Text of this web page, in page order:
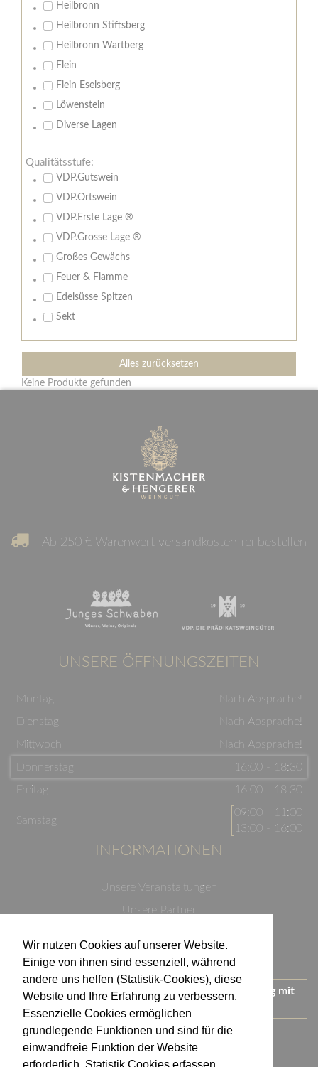
Wir nutzen Cookies auf unserer Website.
Einige von ihnen sind essenziell, während
andere uns helfen (Statistik-Cookies), diese
Website und Ihre Erfahrung zu verbessern.
Essenzielle Cookies ermöglichen
grundlegende Funktionen und sind für die
einwandfreie Funktion der Website
Heilbronn
Heilbronn Stiftsberg
Heilbronn Wartberg
Flein
Flein Eselsberg
Löwenstein
Diverse Lagen
Qualitätsstufe:
VDP.Gutswein
VDP.Ortswein
VDP.Erste Lage ®
VDP.Grosse Lage ®
Großes Gewächs
Feuer & Flamme
Edelsüsse Spitzen
Sekt
Alles zurücksetzen
Keine Produkte gefunden
Ab 250 € Warenwert versandkostenfrei bestellen
UNSERE ÖFFNUNGSZEITEN
Montag
Nach Absprache!
Dienstag
Nach Absprache!
Mittwoch
Nach Absprache!
Donnerstag
16:00 - 18:30
Freitag
16:00 - 18:30
Samstag
09:00 - 11:00
13:00 - 16:00
INFORMATIONEN
Unsere Veranstaltungen
Unsere Partner
Impressum
Wir treten für einen verantwortungsvollen Umgang mit
Alkohol ein.
KONTAKT